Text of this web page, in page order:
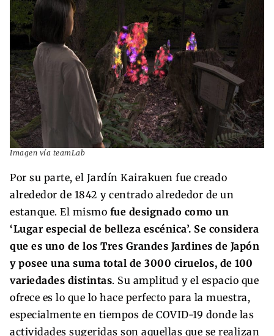
Imagen vía teamLab
Por su parte, el Jardín Kairakuen fue creado
alrededor de 1842 y centrado alrededor de un
estanque. El mismo fue designado como un
‘Lugar especial de belleza escénica’. Se considera
que es uno de los Tres Grandes Jardines de Japón
y posee una suma total de 3000 ciruelos, de 100
variedades distintas. Su amplitud y el espacio que
ofrece es lo que lo hace perfecto para la muestra,
especialmente en tiempos de COVID-19 donde las
actividades sugeridas son aquellas que se realizan